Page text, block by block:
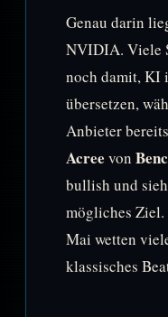
Genau darin
NVIDIA. Viele
noch damit, KI
übersetzen,
Anbieter
Acree von
bullish und
mögliches Ziel.
Mai wetten
klassisches